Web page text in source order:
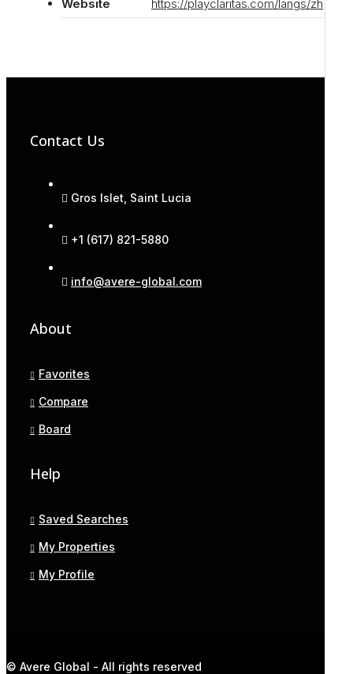
Website https://playclaritas.com/langs/zh
Contact Us
Gros Islet, Saint Lucia
+1 (617) 821-5880
info@avere-global.com
About
Favorites
Compare
Board
Help
Saved Searches
My Properties
My Profile
© Avere Global - All rights reserved